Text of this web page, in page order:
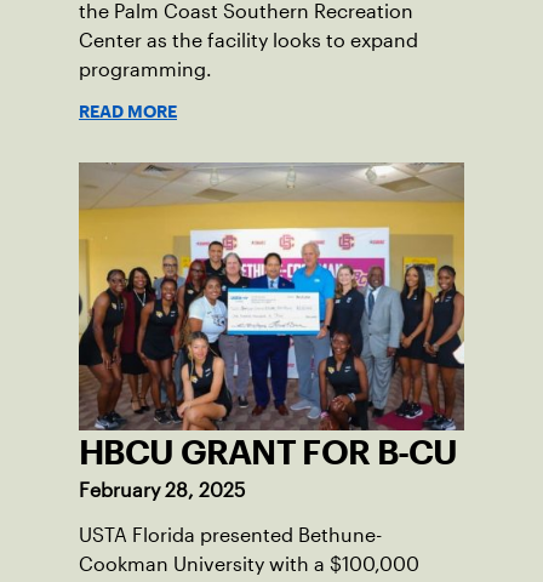
the Palm Coast Southern Recreation
Center as the facility looks to expand
programming.
READ MORE
HBCU GRANT FOR B-CU
February 28, 2025
USTA Florida presented Bethune-
Cookman University with a $100,000